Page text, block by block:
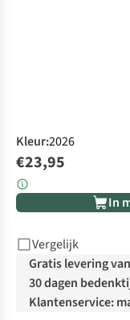
Kleur:2026
€23,95
In
Vergelijk
Gratis levering
30 dagen
Klantenservice: